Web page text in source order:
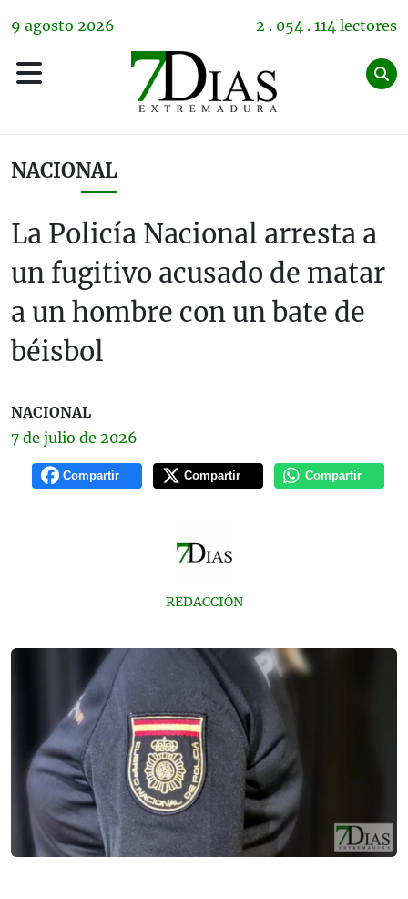
9 agosto 2026 2 . 054 . 114 lectores
NACIONAL
La Policía Nacional arresta a
un fugitivo acusado de matar
a un hombre con un bate de
béisbol
NACIONAL
7 de julio de 2026
Compartir Compartir Compartir
REDACCIÓN